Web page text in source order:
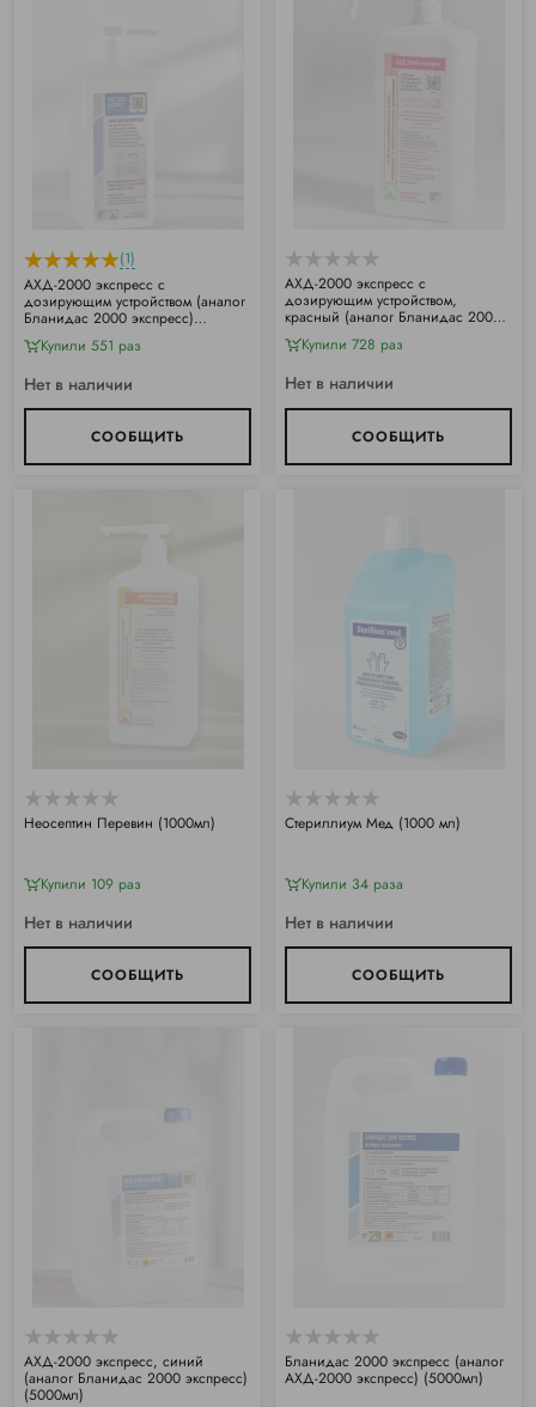
(1)
АХД-2000 экспресс с
дозирующим устройством (аналог
Бланидас 2000 экспресс)
(1000мл)
Купили 551 раз
Нет в наличии
СООБЩИТЬ
АХД-2000 экспресс с
дозирующим устройством,
красный (аналог Бланидас 2000
экспресс) (1000мл)
Купили 728 раз
Нет в наличии
СООБЩИТЬ
Неосептин Перевин (1000мл)
Купили 109 раз
Нет в наличии
СООБЩИТЬ
Стериллиум Мед (1000 мл)
Купили 34 раза
Нет в наличии
СООБЩИТЬ
АХД-2000 экспресс, синий
(аналог Бланидас 2000 экспресс)
(5000мл)
Бланидас 2000 экспресс (аналог
АХД-2000 экспресс) (5000мл)